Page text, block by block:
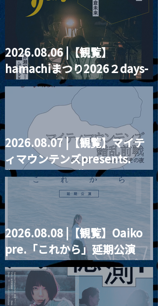
2026.02.01 |【観覧】昼)
紗乃香 SANOKA FIRST
CONCERT
2026.08.06 |【観覧】
hamachiまつり2026２days-
月見ル君想フ編②
2026.08.07 |【観覧】マイテ
ィマウンテンズpresents.
“HALL-IN-ONE”
2026.08.08 |【観覧】Oaiko
pre.「これから」延期公演
Blurred City Lights × 17歳
とベルリンの壁